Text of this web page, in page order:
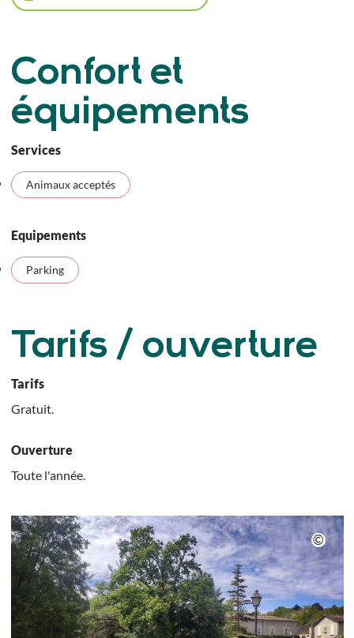
Confort et
équipements
Services
Animaux acceptés
Equipements
Parking
Tarifs / ouverture
Tarifs
Gratuit.
Ouverture
Toute l'année.